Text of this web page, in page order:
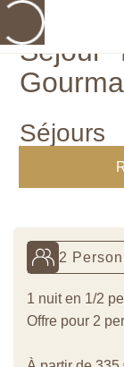
Séjour
Séjours
2
1 nuit en 1/2
Offre pour 2